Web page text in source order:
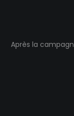
Après la